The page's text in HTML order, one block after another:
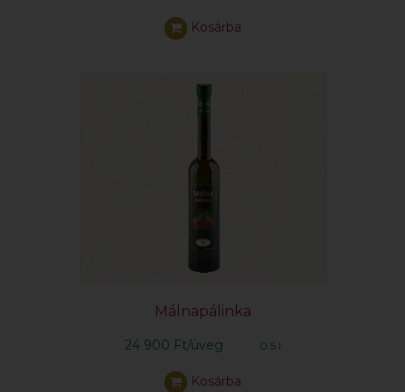
Kosárba
Málnapálinka
24 900 Ft/üveg 0.5 l
Kosárba